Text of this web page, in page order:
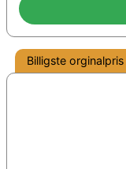
Billigste orginalpris